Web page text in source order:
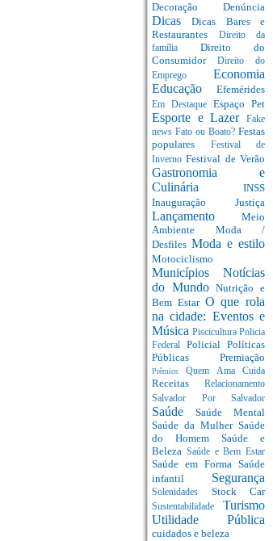
Decoração Denúncia
DicasDicas Bares e
Restaurantes
Direito da
família Direito do
Consumidor Direito do
Emprego Economia
Educação Efemérides
Em Destaque Espaço Pet
Esporte e Lazer
Fake
news Fato ou Boato? Festas
populares
Festival de
InvernoFestival de Verão
Gastronomia e
Culinária INSS
Inauguração Justiça
Lançamento Meio
Ambiente Moda /
Desfiles Moda e estilo
Motociclismo
Municípios Notícias
do MundoNutrição e
Bem Estar O que rola
na cidade: Eventos e
Música Piscicultura Policia
Federal Policial Políticas
Públicas Premiação
PrêmiosQuem Ama Cuida
Receitas Relacionamento
Salvador Por Salvador
Saúde Saúde Mental
Saúde da Mulher Saúde
do Homem Saúde e
Beleza Saúde e Bem Estar
Saúde em Forma Saúde
infantil Segurança
Solenidades Stock Car
Sustentabilidade Turismo
Utilidade Pública
cuidados e beleza